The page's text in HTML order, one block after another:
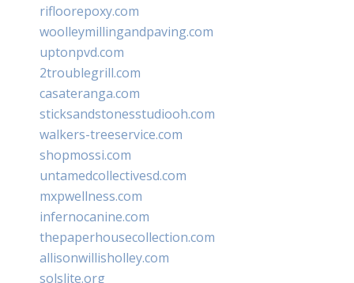
rifloorepoxy.com
woolleymillingandpaving.com
uptonpvd.com
2troublegrill.com
casateranga.com
sticksandstonesstudiooh.com
walkers-treeservice.com
shopmossi.com
untamedcollectivesd.com
mxpwellness.com
infernocanine.com
thepaperhousecollection.com
allisonwillisholley.com
solslite.org